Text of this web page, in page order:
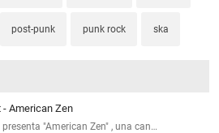
post-punk punk rock ska
- American Zen
"American Zen" , una can…